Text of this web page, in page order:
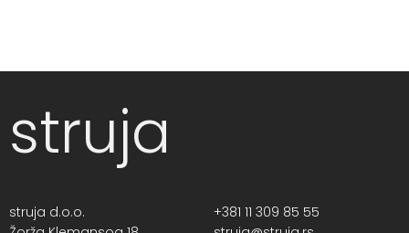
struja
struja d.o.o.
+381 11 309 85 55